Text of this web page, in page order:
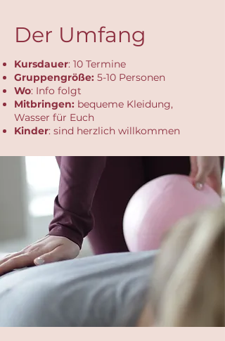
Der Umfang
Kursdauer: 10 Termine
Gruppengröße: 5-10 Personen
Wo: Info folgt
Mitbringen: bequeme Kleidung,
Wasser für Euch
Kinder: sind herzlich willkommen